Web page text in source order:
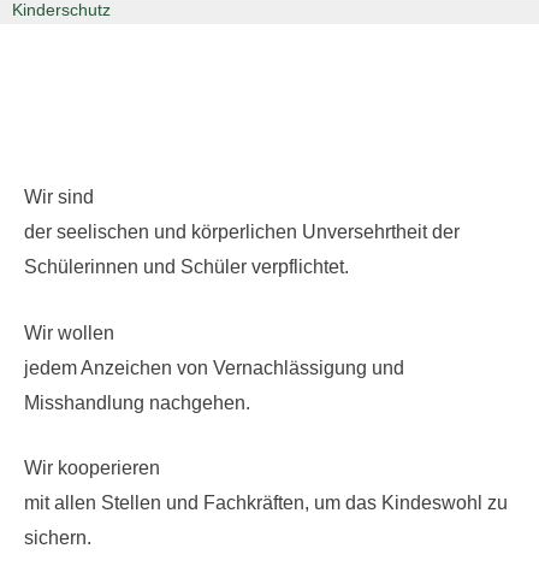
Kinderschutz
Wir sind
der seelischen und körperlichen Unversehrtheit der
Schülerinnen und Schüler verpflichtet.
Wir wollen
jedem Anzeichen von Vernachlässigung und
Misshandlung nachgehen.
Wir kooperieren
mit allen Stellen und Fachkräften, um das Kindeswohl zu
sichern.